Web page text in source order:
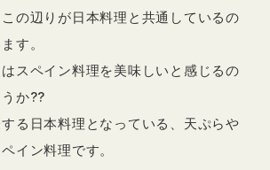
の辺りが日本料理と共通しているの
す。
スペイン料理を美味しいと感じるの
か??
る日本料理となっている、天ぷらや
イン料理です。